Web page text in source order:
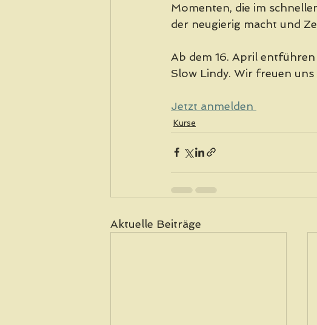
Momenten, die im
der neugierig macht und
Ab dem 16. April
Slow Lindy. Wir freuen
Jetzt anmelden
Kurse
Aktuelle Beiträge